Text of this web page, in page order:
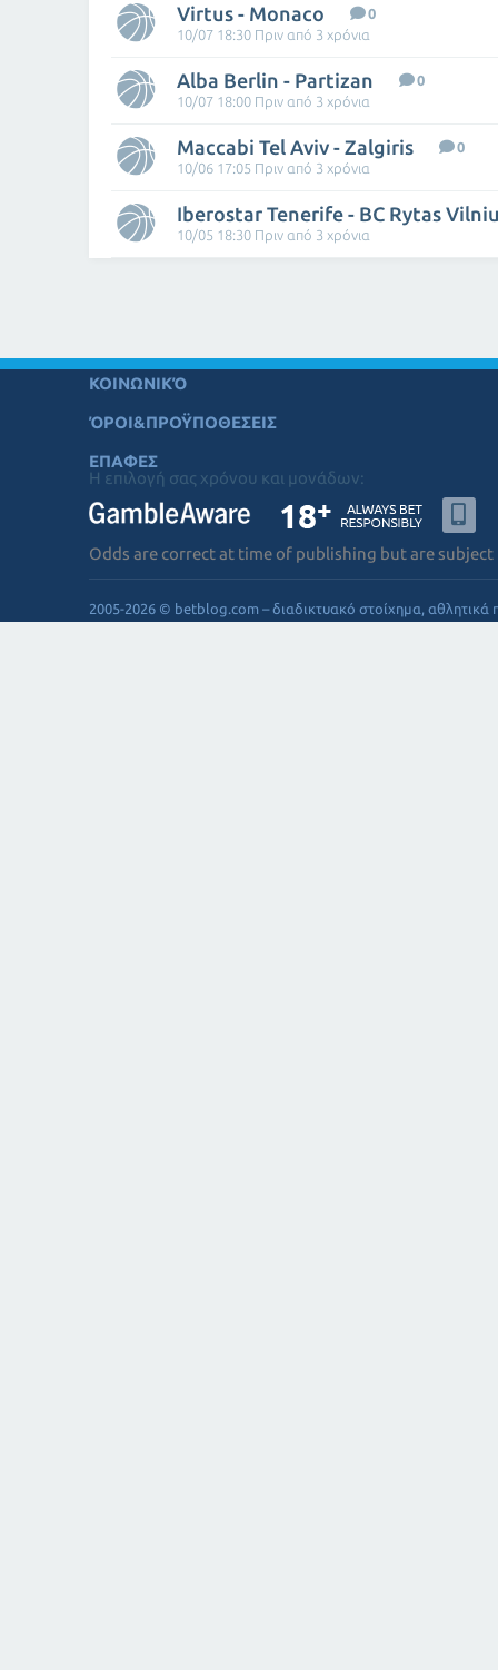
Virtus - Monaco
0
10/07 18:30 Πριν από 3 χρόνια
Alba Berlin - Partizan
0
10/07 18:00 Πριν από 3 χρόνια
Maccabi Tel Aviv - Zalgiris
0
10/06 17:05 Πριν από 3 χρόνια
Iberostar Tenerife - BC Rytas
10/05 18:30 Πριν από 3 χρόνια
ΚΟΙΝΩΝΙΚΌ
ΌΡΟΙ&ΠΡΟΫΠΟΘΕΣΕΙΣ
ΕΠΑΦΕΣ
Η επιλογή σας χρόνου και μονάδων:
Odds are correct at time of publishing but are subject
2005-2026 © betblog.com – διαδικτυακό στοίχημα, αθλητικά